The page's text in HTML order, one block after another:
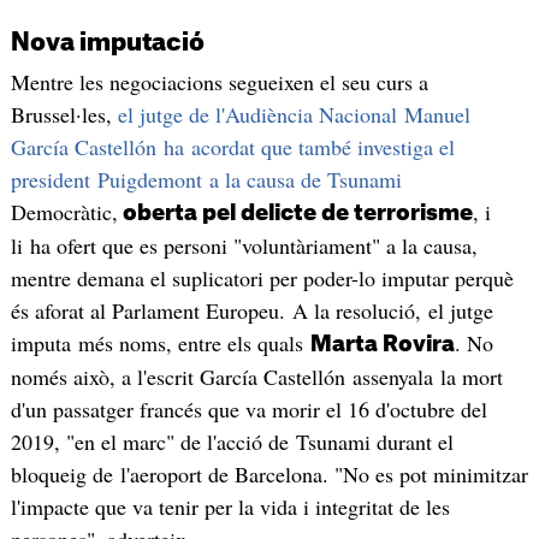
Nova imputació
Mentre les negociacions segueixen el seu curs a
Brussel·les, el jutge de l'Audiència Nacional Manuel
García Castellón ha acordat que també investiga el
president Puigdemont a la causa de Tsunami
Democràtic, oberta pel delicte de terrorisme, i
li ha ofert que es personi "voluntàriament" a la causa,
mentre demana el suplicatori per poder-lo imputar perquè
és aforat al Parlament Europeu. A la resolució, el jutge
imputa més noms, entre els quals Marta Rovira. No
només això, a l'escrit García Castellón assenyala la mort
d'un passatger francés que va morir el 16 d'octubre del
2019, "en el marc" de l'acció de Tsunami durant el
bloqueig de l'aeroport de Barcelona. "No es pot minimitzar
l'impacte que va tenir per la vida i integritat de les